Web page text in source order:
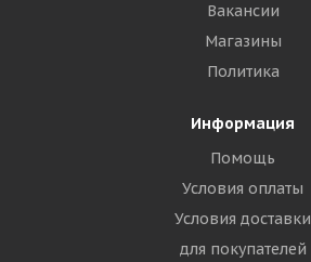
Вакансии
Магазины
Политика
Информация
Помощь
Условия оплаты
Условия доставки
для покупателей